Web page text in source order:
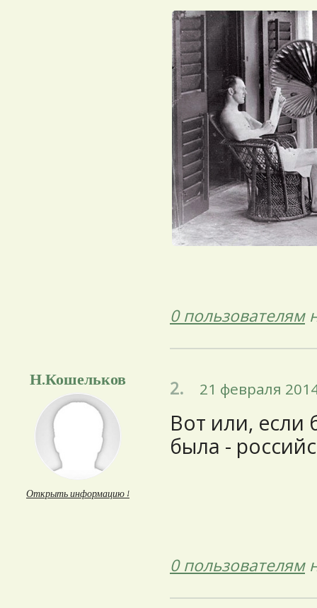
0 пользователям
Н.Кошельков
Открыть информацию ↓
2. 21 февраля
Вот или, если
была -
0 пользователям